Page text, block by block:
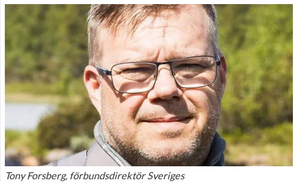
Tony Forsberg, förbundsdirektör Sveriges